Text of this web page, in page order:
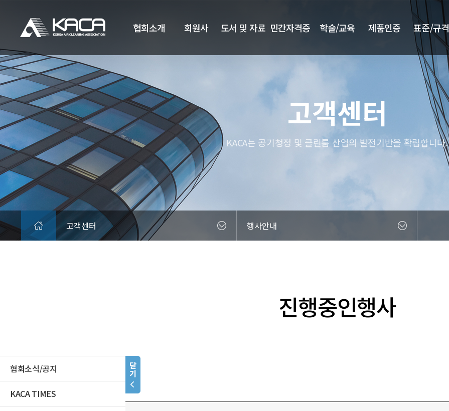
협회소개 회원사 도서 및 자료 민간자격증 학술/교육 제품인증 표준/규격
고객센터
KACA는 공기청정 및 클린룸 산업의 발전기반을 확립합니다.
고객센터 행사안내
협회소식/공지
KACA TIMES
진행중인행사